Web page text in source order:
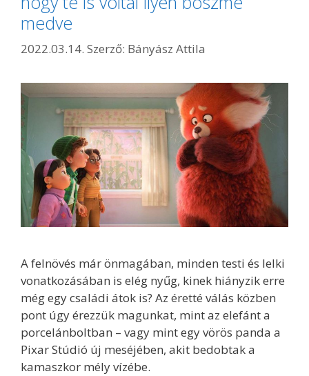
medve
2022.03.14. Szerző: Bányász Attila
A felnövés már önmagában, minden testi és lelki
vonatkozásában is elég nyűg, kinek hiányzik erre
még egy családi átok is? Az éretté válás közben
pont úgy érezzük magunkat, mint az elefánt a
porcelánboltban – vagy mint egy vörös panda a
Pixar Stúdió új meséjében, akit bedobtak a
kamaszkor mély vízébe.